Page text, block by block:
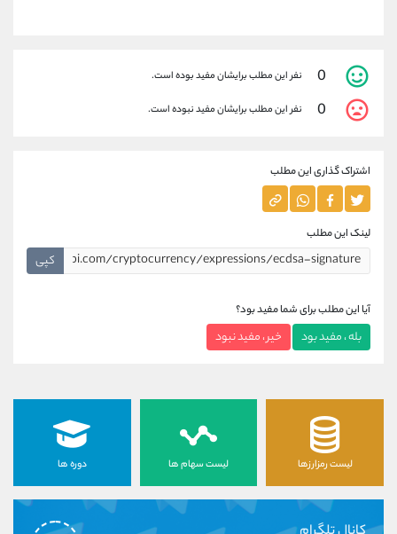
0 نفر این مطلب برایشان مفید بوده است.
0 نفر این مطلب برایشان مفید نبوده است.
اشتراک گذاری این مطلب
لینک این مطلب
کپی
آیا این مطلب برای شما مفید بود؟
بله ، مفید بود خیر ، مفید نبود
لیست رمزارزها لیست سهام ها دوره ها